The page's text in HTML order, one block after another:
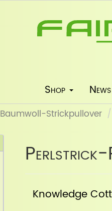
Shop News
Baumwoll-Strickpullover
Perlstrick-
Knowledge